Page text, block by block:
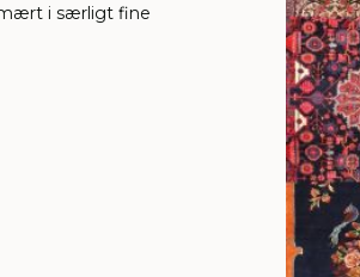
i særligt fine